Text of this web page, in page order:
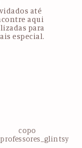
até
aqui
para
especial.